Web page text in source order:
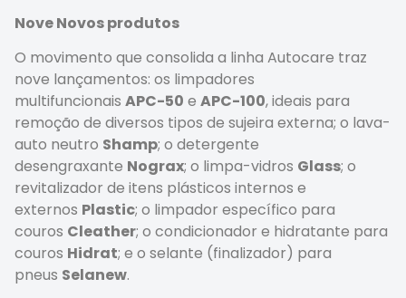
Nove Novos produtos
O movimento que consolida a linha Autocare traz
nove lançamentos: os limpadores
multifuncionais APC-50 e APC-100, ideais para
remoção de diversos tipos de sujeira externa; o lava-
auto neutro Shamp; o detergente
desengraxante Nograx; o limpa-vidros Glass; o
revitalizador de itens plásticos internos e
externos Plastic; o limpador específico para
couros Cleather; o condicionador e hidratante para
couros Hidrat; e o selante (finalizador) para
pneus Selanew.